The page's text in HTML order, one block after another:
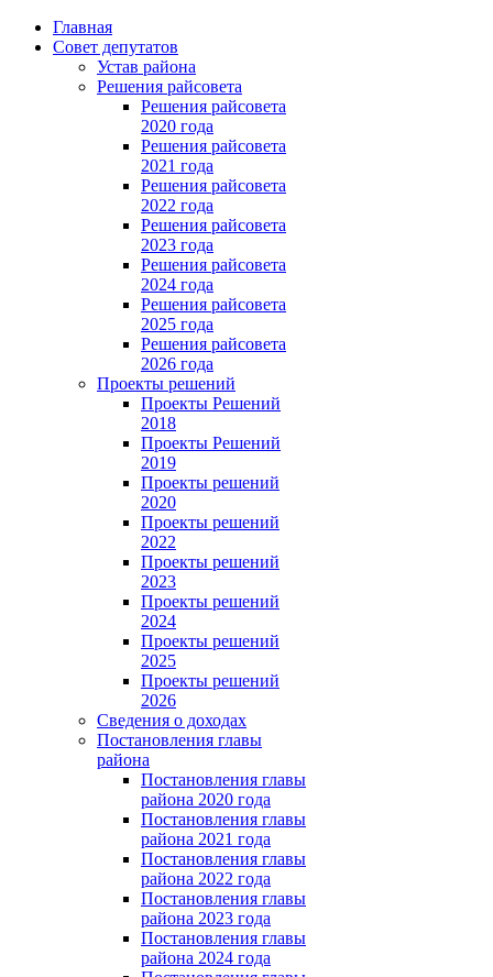
Главная
Совет депутатов
Устав района
Решения райсовета
Решения райсовета
2020 года
Решения райсовета
2021 года
Решения райсовета
2022 года
Решения райсовета
2023 года
Решения райсовета
2024 года
Решения райсовета
2025 года
Решения райсовета
2026 года
Проекты решений
Проекты Решений
2018
Проекты Решений
2019
Проекты решений
2020
Проекты решений
2022
Проекты решений
2023
Проекты решений
2024
Проекты решений
2025
Проекты решений
2026
Сведения о доходах
Постановления главы
района
Постановления главы
района 2020 года
Постановления главы
района 2021 года
Постановления главы
района 2022 года
Постановления главы
района 2023 года
Постановления главы
района 2024 года